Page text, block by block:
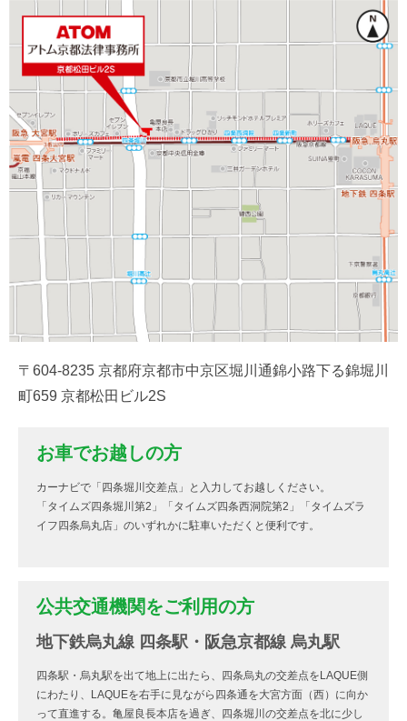
〒604-8235 京都府京都市中京区堀川通錦小路下る錦堀川
町659 京都松田ビル2S
お車でお越しの方
カーナビで「四条堀川交差点」と入力してお越しください。
「タイムズ四条堀川第2」「タイムズ四条西洞院第2」「タイムズラ
イフ四条烏丸店」のいずれかに駐車いただくと便利です。
公共交通機関をご利用の方
地下鉄烏丸線 四条駅・阪急京都線 烏丸駅
四条駅・烏丸駅を出て地上に出たら、四条烏丸の交差点をLAQUE側
にわたり、LAQUEを右手に見ながら四条通を大宮方面（西）に向か
って直進する。亀屋良長本店を過ぎ、四条堀川の交差点を北に少し